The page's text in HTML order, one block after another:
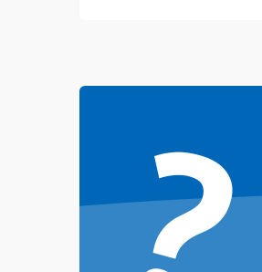
аккумулятором